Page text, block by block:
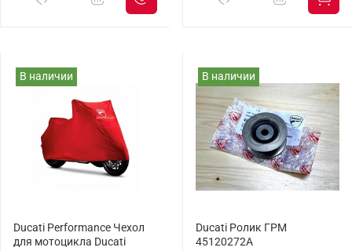
В наличии
Ducati Performance Чехол
для мотоцикла Ducati
В наличии
Ducati Ролик ГРМ
45120272A